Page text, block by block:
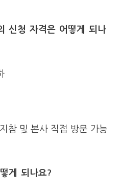
신청 자격은 어떻게 되나
참 및 본사 직접 방문 가능
게 되나요?